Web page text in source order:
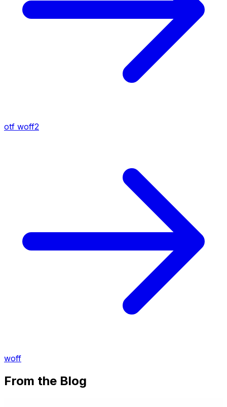
otf woff2
woff
From the Blog